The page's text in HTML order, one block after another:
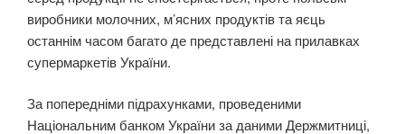
виробники молочних, м’ясних продуктів та яєць
останнім часом багато де представлені на прилавках
супермаркетів України.
За попередніми підрахунками, проведеними
Національним банком України за даними Держмитниці,